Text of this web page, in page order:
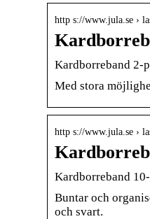
http s://www.jula.se ›
Kardborreband 2-
Med stora
http s://www.jula.se ›
Kardborreband
Buntar och
och svart.